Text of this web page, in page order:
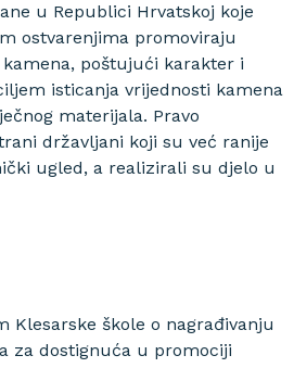
u Republici Hrvatskoj koje
ostvarenjima promoviraju
poštujući karakter i
isticanja vrijednosti kamena
materijala. Pravo
državljani koji su već ranije
ugled, a realizirali su djelo u
Klesarske škole o nagrađivanju
za dostignuća u promociji